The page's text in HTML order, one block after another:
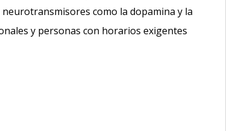
como la dopamina y la
y personas con horarios exigentes